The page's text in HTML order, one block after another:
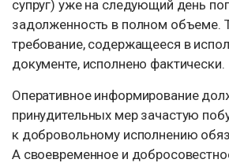
супруг) уже на следующий день
задолженность в полном объеме.
требование, содержащееся в
документе, исполнено фактически.
Оперативное информирование
принудительных мер зачастую
к добровольному исполнению
А своевременное и